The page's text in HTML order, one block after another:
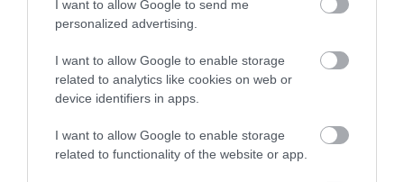
I want to allow Google to send me
personalized advertising.
I want to allow Google to enable storage
related to analytics like cookies on web or
device identifiers in apps.
I want to allow Google to enable storage
related to functionality of the website or app.